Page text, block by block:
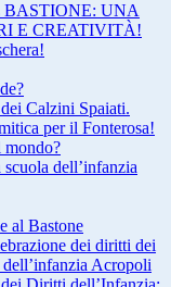
UNA
E CREATIVITÀ!
Calzini Spaiati.
per il Fonterosa!
mondo?
dell’infanzia
al Bastone
dei diritti dei
Acropoli